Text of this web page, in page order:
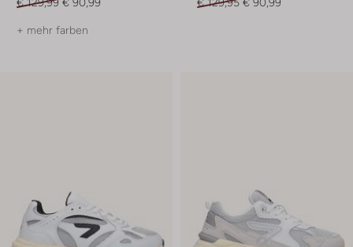
+ mehr farben